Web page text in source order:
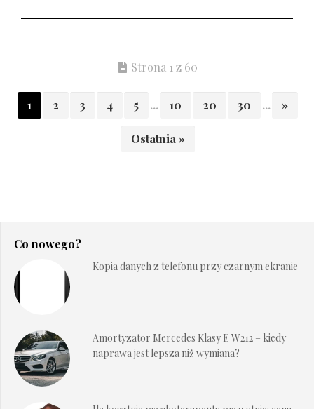
Strona 1 z 60
1 2 3 4 5 ... 10 20 30 ... »
Ostatnia »
Co nowego?
Kopia danych z telefonu przy czarnym ekranie
Amortyzator Mercedes Klasy E W212 – kiedy
naprawa jest lepsza niż wymiana?